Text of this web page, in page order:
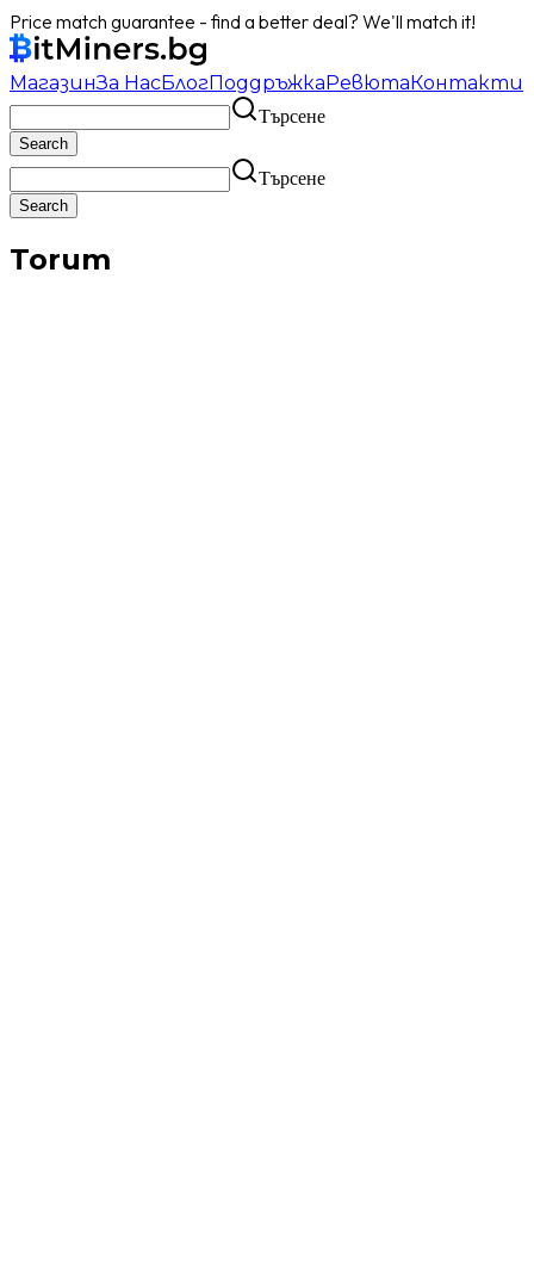
Price match guarantee - find a better deal? We'll match it!
МагазинЗа НасБлогПоддръжкаРевютаКонтакти
Търсене
Търсене
Torum